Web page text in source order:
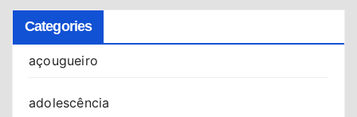
Categories
açougueiro
adolescência